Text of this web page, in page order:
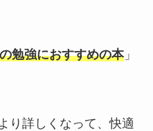
勉強におすすめの本」
り詳しくなって、快適